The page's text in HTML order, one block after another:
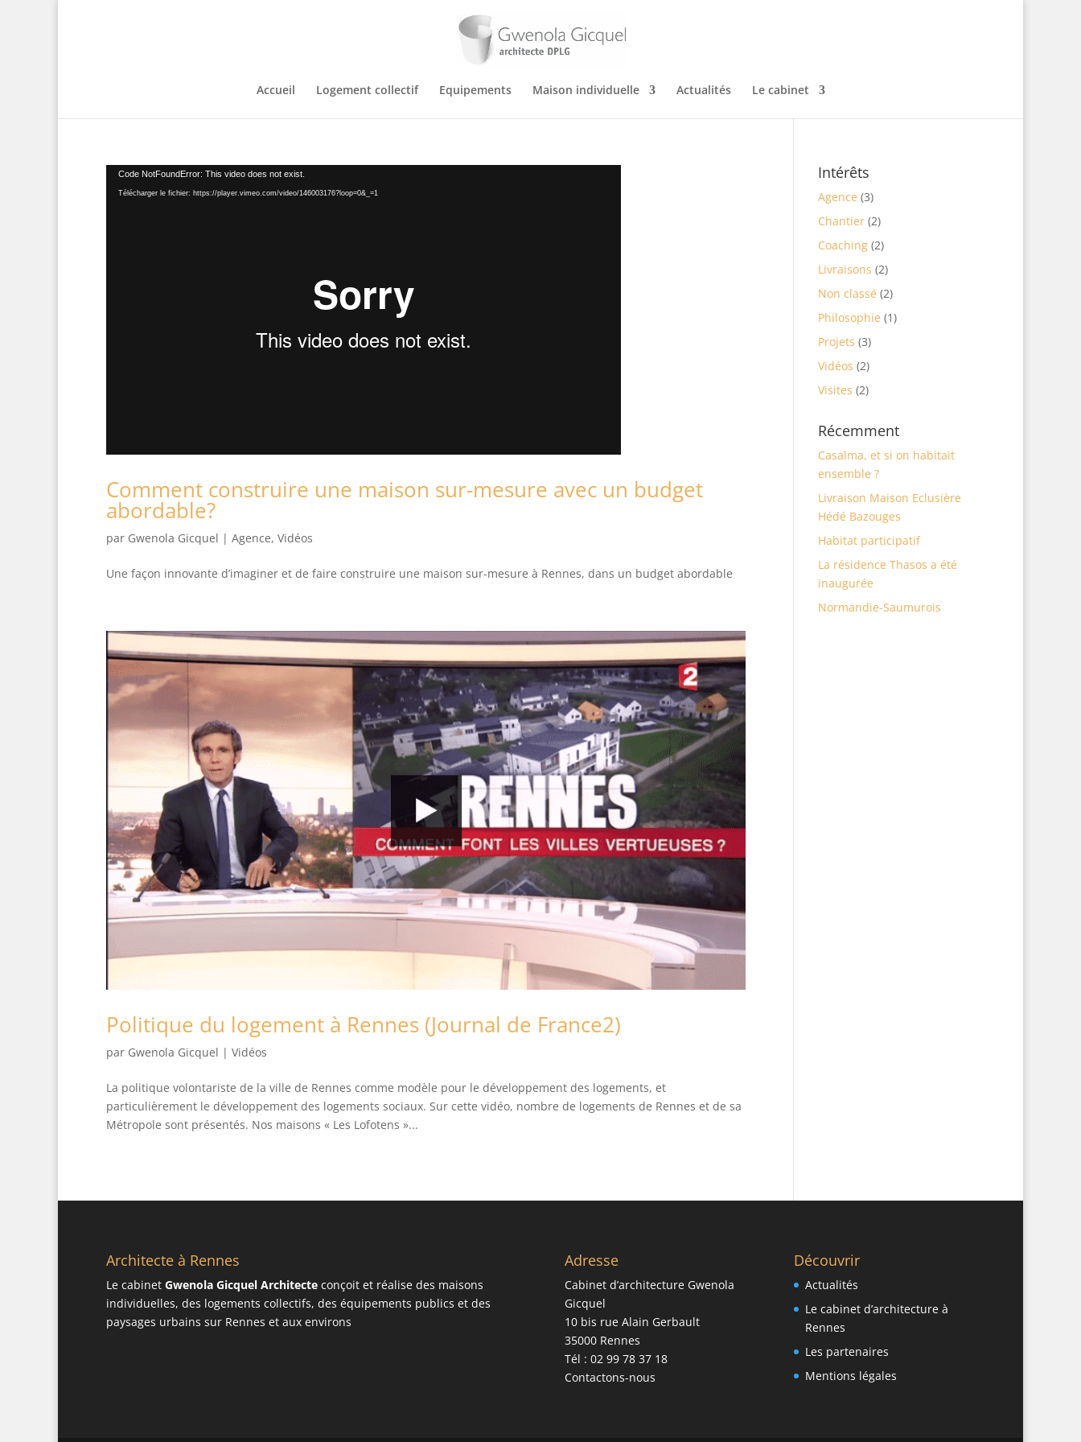
Accueil Logement collectif Equipements Maison individuelle Actualités Le cabinet
Lecteur
vidéo
Code NotFoundError: This video does not exist.
Télécharger le fichier: https://player.vimeo.com/video/146003176?loop=0&_=1
Comment construire une maison sur-mesure avec un budget
abordable?
par Gwenola Gicquel | Agence, Vidéos
Une façon innovante d’imaginer et de faire construire une maison sur-mesure à Rennes, dans un budget abordable
Politique du logement à Rennes (Journal de France2)
par Gwenola Gicquel | Vidéos
La politique volontariste de la ville de Rennes comme modèle pour le développement des logements, et
particulièrement le développement des logements sociaux. Sur cette vidéo, nombre de logements de Rennes et de sa
Métropole sont présentés. Nos maisons « Les Lofotens »...
Intérêts
Agence (3)
Chantier(2)
Coaching(2)
Livraisons (2)
Non classé (2)
Philosophie (1)
Projets (3)
Vidéos (2)
Visites (2)
Récemment
Casalma, et si on habitait
ensemble ?
Livraison Maison Eclusière
Hédé Bazouges
Habitat participatif
La résidence Thasos a été
inaugurée
Normandie-Saumurois
Architecte à Rennes
Le cabinet Gwenola Gicquel Architecte conçoit et réalise des maisons
individuelles, des logements collectifs, des équipements publics et des
paysages urbains sur Rennes et aux environs
Adresse
Cabinet d’architecture Gwenola
Gicquel
10 bis rue Alain Gerbault
35000 Rennes
Tél : 02 99 78 37 18
Contactons-nous
Découvrir
Actualités
Le cabinet d’architecture à
Rennes
Les partenaires
Mentions légales